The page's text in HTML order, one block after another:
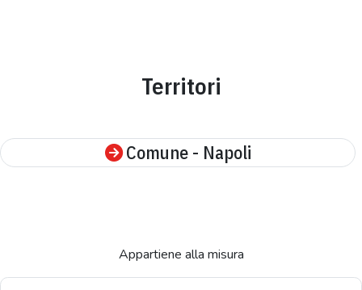
Territori
Comune - Napoli
Appartiene alla misura